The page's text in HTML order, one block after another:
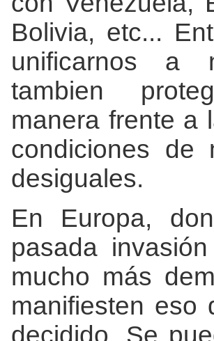
Bolivia, etc...
unificarnos a
tambien
manera frente a
condiciones de
desiguales.
En Europa,
pasada
mucho más
manifiesten eso
decidido. Se